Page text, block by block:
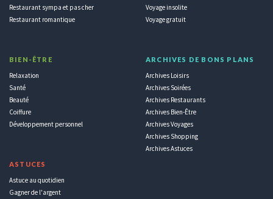
Restaurant sympa et pas cher
Restaurant romantique
BIEN-ÊTRE
Relaxation
Santé
Beauté
Coiffure
Développement personnel
ASTUCES
Astuce au quotidien
Gagner de l'argent
Voyage insolite
Voyage gratuit
ARCHIVES DE BONS PLANS
Archives Loisirs
Archives Soirées
Archives Restaurants
Archives Bien-Être
Archives Voyages
Archives Shopping
Archives Astuces